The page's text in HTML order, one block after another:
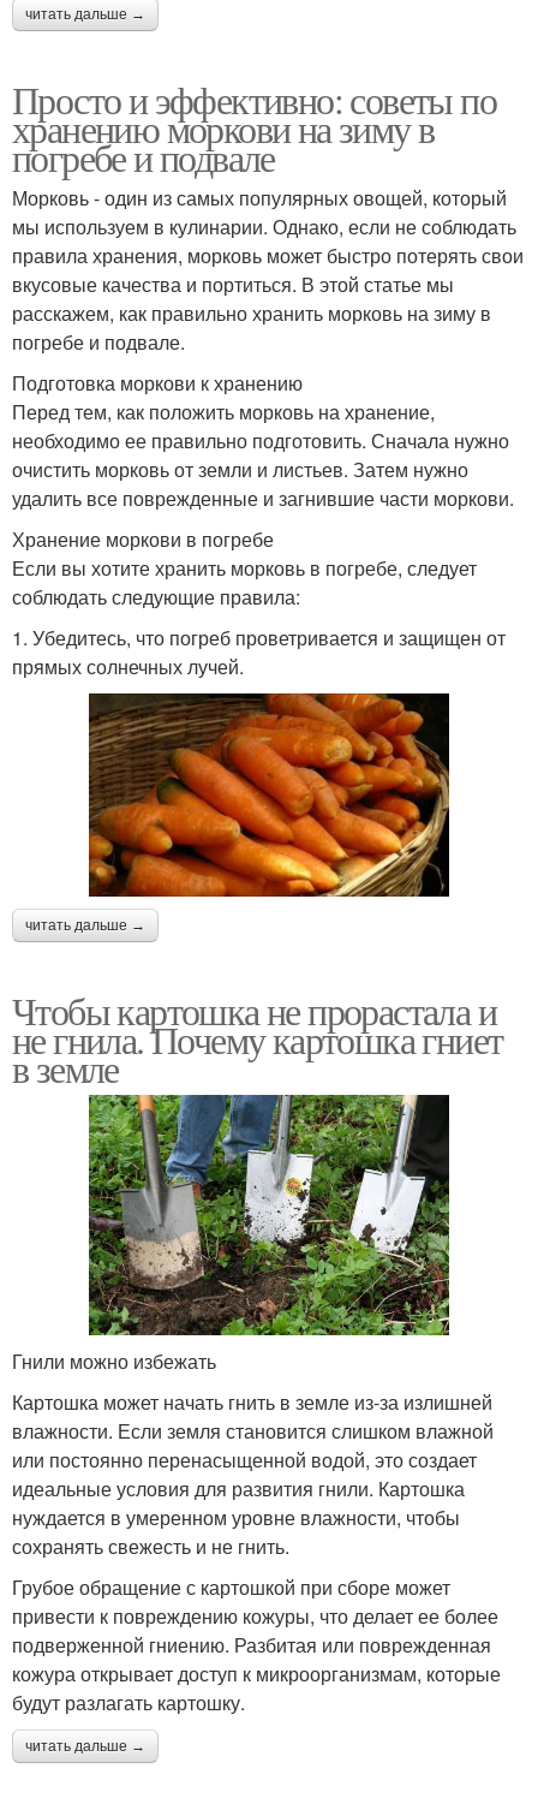
читать дальше →
Просто и эффективно: советы по
хранению моркови на зиму в
погребе и подвале
Морковь - один из самых популярных овощей, который
мы используем в кулинарии. Однако, если не соблюдать
правила хранения, морковь может быстро потерять свои
вкусовые качества и портиться. В этой статье мы
расскажем, как правильно хранить морковь на зиму в
погребе и подвале.
Подготовка моркови к хранению
Перед тем, как положить морковь на хранение,
необходимо ее правильно подготовить. Сначала нужно
очистить морковь от земли и листьев. Затем нужно
удалить все поврежденные и загнившие части моркови.
Хранение моркови в погребе
Если вы хотите хранить морковь в погребе, следует
соблюдать следующие правила:
1. Убедитесь, что погреб проветривается и защищен от
прямых солнечных лучей.
читать дальше →
Чтобы картошка не прорастала и
не гнила. Почему картошка гниет
в земле
Гнили можно избежать
Картошка может начать гнить в земле из-за излишней
влажности. Если земля становится слишком влажной
или постоянно перенасыщенной водой, это создает
идеальные условия для развития гнили. Картошка
нуждается в умеренном уровне влажности, чтобы
сохранять свежесть и не гнить.
Грубое обращение с картошкой при сборе может
привести к повреждению кожуры, что делает ее более
подверженной гниению. Разбитая или поврежденная
кожура открывает доступ к микроорганизмам, которые
будут разлагать картошку.
читать дальше →